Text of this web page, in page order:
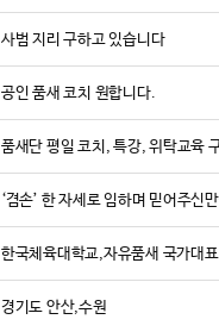
사범 지리 구하고 있습니다
공인 품새 코치 원합니다.
품새단 평일 코치, 특강, 위탁교육
‘겸손’ 한 자세로 임하며 믿어주신
한국체육대학교,자유품새 국가대
경기도 안산,수원